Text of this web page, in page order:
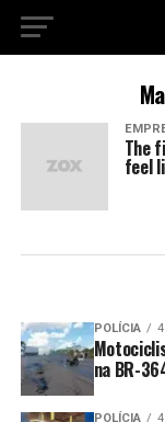
The
feel
POLÍCIA
na BR-
POLÍCIA